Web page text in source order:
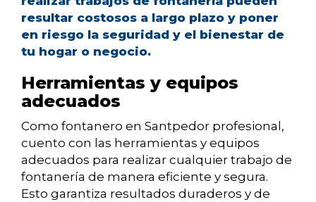
resultar costosos a largo plazo y poner
en riesgo la seguridad y el bienestar de
tu hogar o negocio.
Herramientas y equipos
adecuados
Como fontanero en Santpedor profesional,
cuento con las herramientas y equipos
adecuados para realizar cualquier trabajo de
fontanería de manera eficiente y segura.
Esto garantiza resultados duraderos y de